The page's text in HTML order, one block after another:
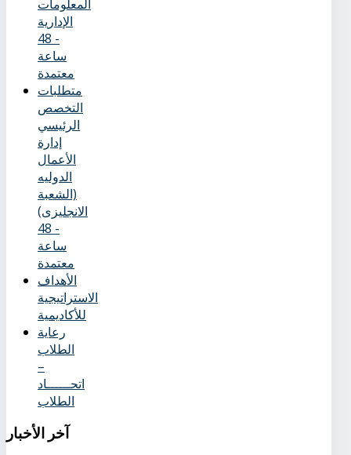
المعلومات
الإدارية
- 48
ساعة
معتمدة
متطلبات
التخصص
الرئيسي
إدارة
الأعمال
الدوليه
(الشعبة
الانجليزى)
- 48
ساعة
معتمدة
الأهداف
الاستراتيجية
للأكاديمية
رعاية
الطلاب
–
اتحــــــاد
الطلاب
آخر
الأخبار